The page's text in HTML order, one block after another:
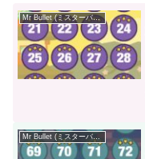
Mr Bullet (ミスターバレット）
Mr Bullet (ミスターバレット）